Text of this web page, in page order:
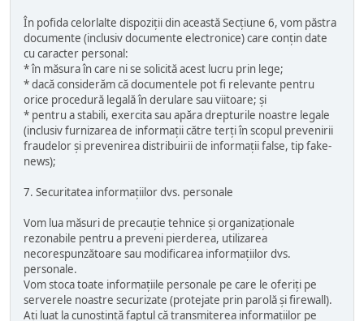
În pofida celorlalte dispoziții din această Secțiune 6, vom păstra
documente (inclusiv documente electronice) care conțin date
cu caracter personal:
* în măsura în care ni se solicită acest lucru prin lege;
* dacă considerăm că documentele pot fi relevante pentru
orice procedură legală în derulare sau viitoare; și
* pentru a stabili, exercita sau apăra drepturile noastre legale
(inclusiv furnizarea de informații către terți în scopul prevenirii
fraudelor și prevenirea distribuirii de informații false, tip fake-
news);
7. Securitatea informațiilor dvs. personale
Vom lua măsuri de precauție tehnice și organizaționale
rezonabile pentru a preveni pierderea, utilizarea
necorespunzătoare sau modificarea informațiilor dvs.
personale.
Vom stoca toate informațiile personale pe care le oferiți pe
serverele noastre securizate (protejate prin parolă și firewall).
Ați luat la cunoștință faptul că transmiterea informațiilor pe